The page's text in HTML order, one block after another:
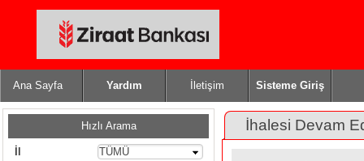
Ana Sayfa Yardım İletişim Sisteme Giriş
Hızlı Arama
TÜMÜ
İhalesi Devam